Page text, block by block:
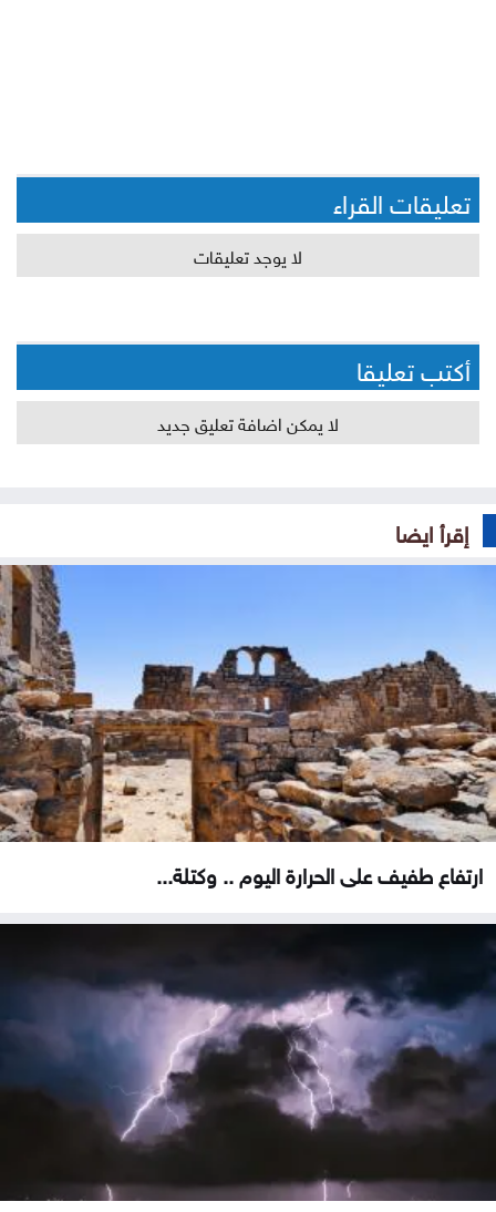
تعليقات القراء
لا يوجد تعليقات
أكتب تعليقا
لا يمكن اضافة تعليق جديد
إقرأ ايضا
ارتفاع طفيف على الحرارة اليوم .. وكتلة...